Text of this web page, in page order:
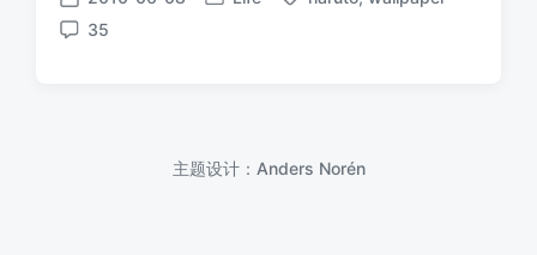
发
布
发
标
评
35
主题设计： Anders Norén